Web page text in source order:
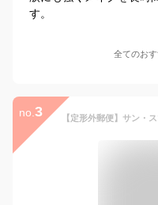
す。
全てのおす
no. 3